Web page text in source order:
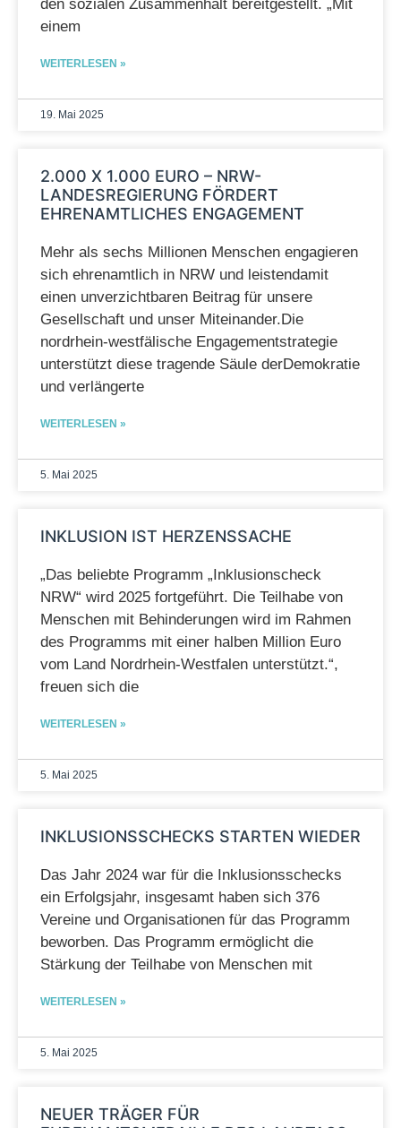
den sozialen Zusammenhalt bereitgestellt. „Mit
einem
WEITERLESEN »
19. Mai 2025
2.000 X 1.000 EURO – NRW-
LANDESREGIERUNG FÖRDERT
EHRENAMTLICHES ENGAGEMENT
Mehr als sechs Millionen Menschen engagieren
sich ehrenamtlich in NRW und leistendamit
einen unverzichtbaren Beitrag für unsere
Gesellschaft und unser Miteinander.Die
nordrhein-westfälische Engagementstrategie
unterstützt diese tragende Säule derDemokratie
und verlängerte
WEITERLESEN »
5. Mai 2025
INKLUSION IST HERZENSSACHE
„Das beliebte Programm „Inklusionscheck
NRW“ wird 2025 fortgeführt. Die Teilhabe von
Menschen mit Behinderungen wird im Rahmen
des Programms mit einer halben Million Euro
vom Land Nordrhein-Westfalen unterstützt.“,
freuen sich die
WEITERLESEN »
5. Mai 2025
INKLUSIONSSCHECKS STARTEN WIEDER
Das Jahr 2024 war für die Inklusionsschecks
ein Erfolgsjahr, insgesamt haben sich 376
Vereine und Organisationen für das Programm
beworben. Das Programm ermöglicht die
Stärkung der Teilhabe von Menschen mit
WEITERLESEN »
5. Mai 2025
NEUER TRÄGER FÜR